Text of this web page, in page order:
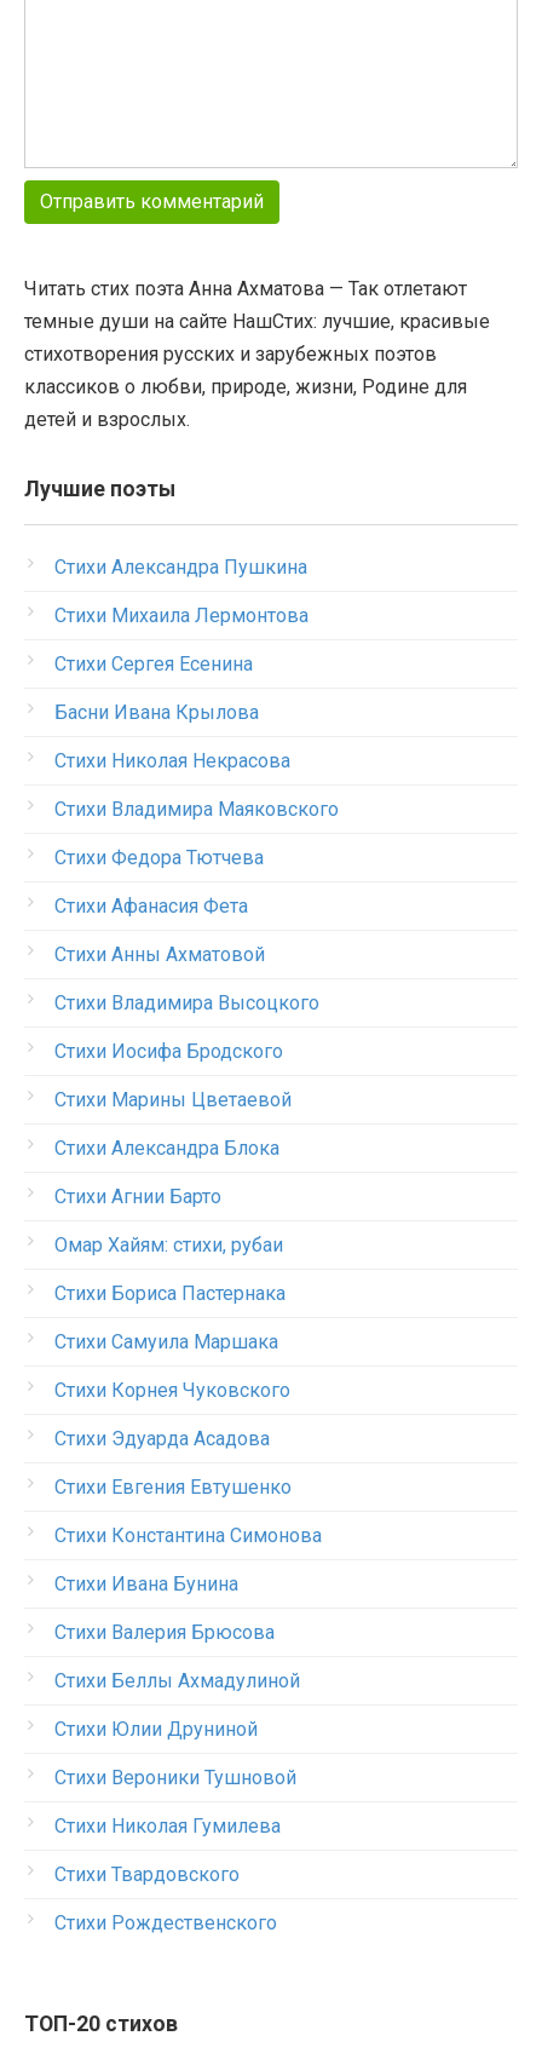
Читать стих поэта Анна Ахматова — Так отлетают
темные души на сайте НашСтих: лучшие, красивые
стихотворения русских и зарубежных поэтов
классиков о любви, природе, жизни, Родине для
детей и взрослых.
Лучшие поэты
Стихи Александра Пушкина
Стихи Михаила Лермонтова
Стихи Сергея Есенина
Басни Ивана Крылова
Стихи Николая Некрасова
Стихи Владимира Маяковского
Стихи Федора Тютчева
Стихи Афанасия Фета
Стихи Анны Ахматовой
Стихи Владимира Высоцкого
Стихи Иосифа Бродского
Стихи Марины Цветаевой
Стихи Александра Блока
Стихи Агнии Барто
Омар Хайям: стихи, рубаи
Стихи Бориса Пастернака
Стихи Самуила Маршака
Стихи Корнея Чуковского
Стихи Эдуарда Асадова
Стихи Евгения Евтушенко
Стихи Константина Симонова
Стихи Ивана Бунина
Стихи Валерия Брюсова
Стихи Беллы Ахмадулиной
Стихи Юлии Друниной
Стихи Вероники Тушновой
Стихи Николая Гумилева
Стихи Твардовского
Стихи Рождественского
ТОП-20 стихов